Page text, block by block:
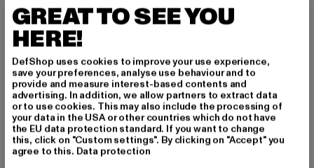
Schnitt: Loose Fit
Marke: Urban Classics
Kat.: Cargohosen
Farbe: schwarz
Hersteller Farbe: black washed
Materialzusammensetzung: 98% Baumwolle, 2%
Elasthan
Art.Nr: TB4797-00709
GREAT TO SEE YOU
HERE!
DefShop uses cookies to improve your use experience,
save your preferences, analyse use behaviour and to
provide and measure interest-based contents and
advertising. In addition, we allow partners to extract data
or to use cookies. This may also include the processing of
your data in the USA or other countries which do not have
the EU data protection standard. If you want to change
this, click on "Custom settings". By clicking on "Accept" you
agree to this. Data protection